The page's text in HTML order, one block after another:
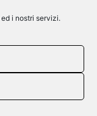
i nostri servizi.